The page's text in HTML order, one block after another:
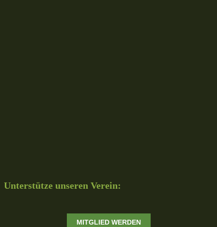
Unterstütze unseren Verein:
MITGLIED WERDEN